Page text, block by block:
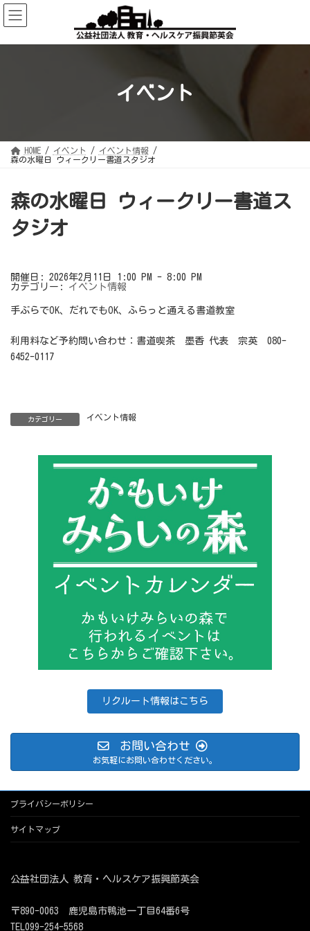
コ
ン
テ
ツ
ナ
ビ
ゲ
シ
イベント
HOME イベント
イベント情報
森の水曜日 ウィークリー書道スタジオ
森の水曜日 ウィークリー書道ス
タジオ
開催日: 2026年2月11日 1:00 PM - 8:00 PM
カテゴリー: イベント情報
手ぶらでOK、だれでもOK、ふらっと通える書道教室
利用料など予約問い合わせ：書道喫茶 墨香 代表 宗英 080-
6452-0117
カテゴリー イベント情報
リクルート情報はこちら
お問い合わせ
お気軽にお問い合わせください。
プライバシーポリシー
サイトマップ
公益社団法人 教育・ヘルスケア振興節英会
〒890-0063 鹿児島市鴨池一丁目64番6号
TEL099-254-5568